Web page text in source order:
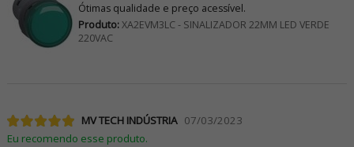
Ótimas qualidade e preço acessível.
Produto:XA2EVM3LC - SINALIZADOR 22MM LED VERDE
220VAC
MV TECH INDÚSTRIA 07/03/2023
Eu recomendo esse produto.